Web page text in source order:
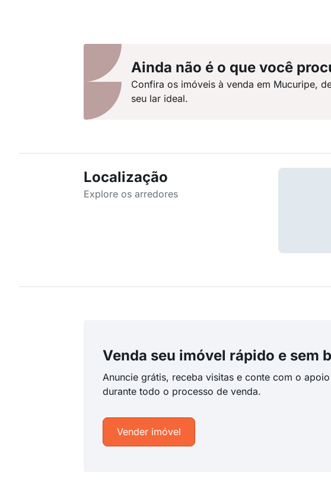
Ainda não é o que você
Confira os imóveis à venda em Mucuripe,
seu lar ideal.
Localização
Explore os arredores
Venda seu imóvel rápido e sem
Anuncie grátis, receba visitas e conte com o
durante todo o processo de venda.
Vender imóvel